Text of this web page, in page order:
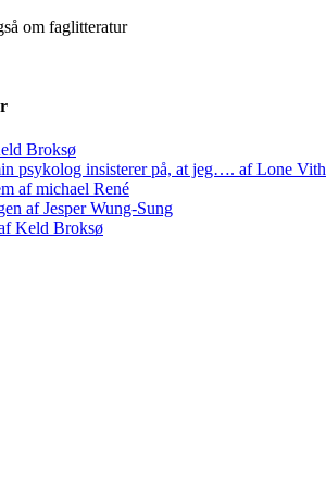
om faglitteratur
Broksø
psykolog insisterer på, at jeg…. af Lone Vith
af michael René
af Jesper Wung-Sung
Keld Broksø